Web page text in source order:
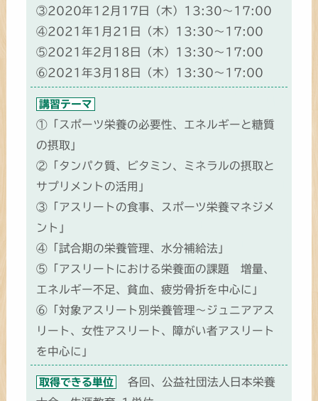
③2020年12月17日（木）13:30～17:00
④2021年1月21日（木）13:30～17:00
⑤2021年2月18日（木）13:30～17:00
⑥2021年3月18日（木）13:30～17:00
講習テーマ
①「スポーツ栄養の必要性、エネルギーと糖質
の摂取」
②「タンパク質、ビタミン、ミネラルの摂取と
サプリメントの活用」
③「アスリートの食事、スポーツ栄養マネジメ
ント」
④「試合期の栄養管理、水分補給法」
⑤「アスリートにおける栄養面の課題 増量、
エネルギー不足、貧血、疲労骨折を中心に」
⑥「対象アスリート別栄養管理～ジュニアアス
リート、女性アスリート、障がい者アスリート
を中心に」
取得できる単位
各回、公益社団法人日本栄養